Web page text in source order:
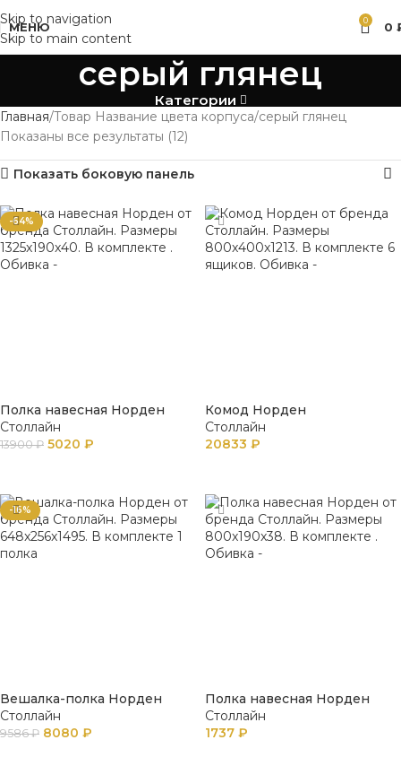
Skip to navigation
Skip to main content
МЕНЮ 0 0
серый глянец
Категории
Главная Товар Название цвета корпуса серый глянец
Показаны все результаты (12)
Показать боковую панель
-64%
Полка навесная Норден
Столлайн
13900₽ 5020 ₽
Комод Норден
Столлайн
20833 ₽
-16%
Вешалка-полка Норден
Столлайн
9586₽ 8080 ₽
Полка навесная Норден
Столлайн
1737 ₽